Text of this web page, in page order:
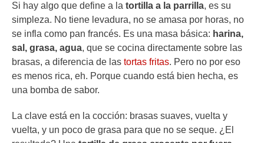
Si hay algo que define a la tortilla a la parrilla, es su
simpleza. No tiene levadura, no se amasa por horas, no
se infla como pan francés. Es una masa básica: harina,
sal, grasa, agua, que se cocina directamente sobre las
brasas, a diferencia de las tortas fritas. Pero no por eso
es menos rica, eh. Porque cuando está bien hecha, es
una bomba de sabor.
La clave está en la cocción: brasas suaves, vuelta y
vuelta, y un poco de grasa para que no se seque. ¿El